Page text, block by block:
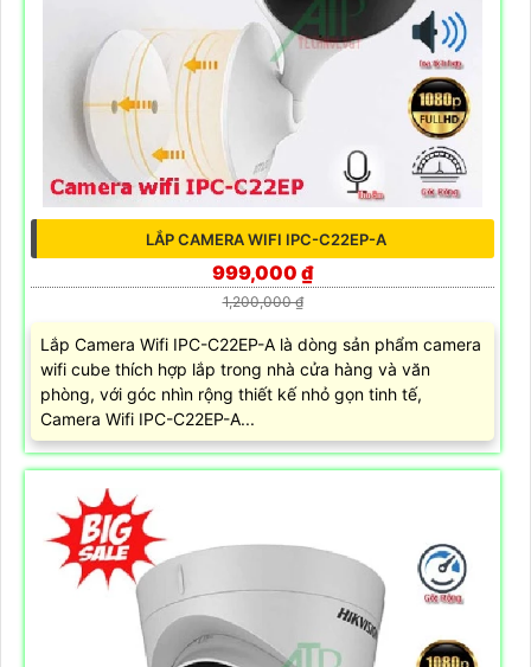
LẮP CAMERA WIFI IPC-C22EP-A
999,000 ₫
1,200,000 ₫
Lắp Camera Wifi IPC-C22EP-A là dòng sản phẩm camera
wifi cube thích hợp lắp trong nhà cửa hàng và văn
phòng, với góc nhìn rộng thiết kế nhỏ gọn tinh tế,
Camera Wifi IPC-C22EP-A...